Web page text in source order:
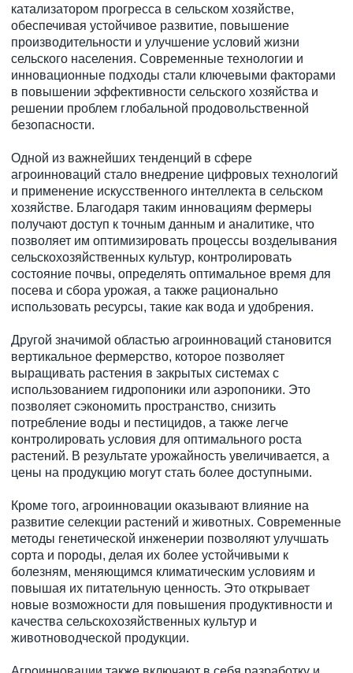
катализатором прогресса в сельском хозяйстве,
обеспечивая устойчивое развитие, повышение
производительности и улучшение условий жизни
сельского населения. Современные технологии и
инновационные подходы стали ключевыми факторами
в повышении эффективности сельского хозяйства и
решении проблем глобальной продовольственной
безопасности.
Одной из важнейших тенденций в сфере
агроинноваций стало внедрение цифровых технологий
и применение искусственного интеллекта в сельском
хозяйстве. Благодаря таким инновациям фермеры
получают доступ к точным данным и аналитике, что
позволяет им оптимизировать процессы возделывания
сельскохозяйственных культур, контролировать
состояние почвы, определять оптимальное время для
посева и сбора урожая, а также рационально
использовать ресурсы, такие как вода и удобрения.
Другой значимой областью агроинноваций становится
вертикальное фермерство, которое позволяет
выращивать растения в закрытых системах с
использованием гидропоники или аэропоники. Это
позволяет сэкономить пространство, снизить
потребление воды и пестицидов, а также легче
контролировать условия для оптимального роста
растений. В результате урожайность увеличивается, а
цены на продукцию могут стать более доступными.
Кроме того, агроинновации оказывают влияние на
развитие селекции растений и животных. Современные
методы генетической инженерии позволяют улучшать
сорта и породы, делая их более устойчивыми к
болезням, меняющимся климатическим условиям и
повышая их питательную ценность. Это открывает
новые возможности для повышения продуктивности и
качества сельскохозяйственных культур и
животноводческой продукции.